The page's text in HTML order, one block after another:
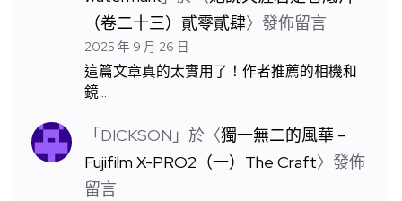
（卷二十三）貳零貳肆〉發佈留言
2025 年 9 月 26 日
這篇文章真的太實用了！作者推薦的相機和
鏡…
「DICKSON 」於〈獨一無二的風華 –
Fujifilm X-PRO2（一）The Craft〉發佈
留言